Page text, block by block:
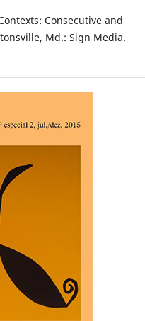
Consecutive and
Md.: Sign Media.